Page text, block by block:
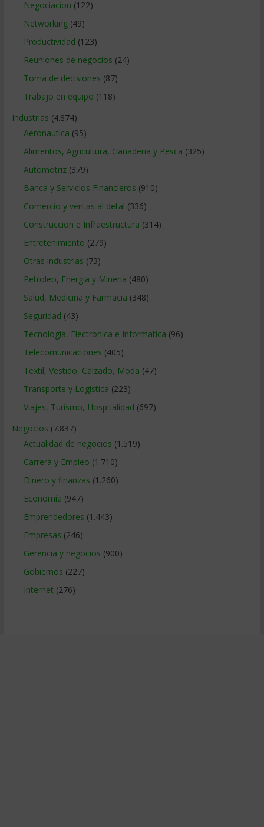
Negociacion (122)
Networking(49)
Productividad (123)
Reuniones de negocios (24)
Toma de decisiones (87)
Trabajo en equipo (118)
Industrias (4.874)
Aeronautica (95)
Alimentos, Agricultura, Ganaderia y Pesca (325)
Automotriz(379)
Banca y Servicios Financieros (910)
Comercio y ventas al detal (336)
Construccion e Infraestructura (314)
Entretenimiento (279)
Otras industrias (73)
Petroleo, Energia y Mineria (480)
Salud, Medicina y Farmacia (348)
Seguridad (43)
Tecnologia, Electronica e Informatica (96)
Telecomunicaciones (405)
Textil, Vestido, Calzado, Moda (47)
Transporte y Logistica (223)
Viajes, Turismo, Hospitalidad (697)
Negocios (7.837)
Actualidad de negocios (1.519)
Carrera y Empleo (1.710)
Dinero y finanzas (1.260)
Economía (947)
Emprendedores (1.443)
Empresas (246)
Gerencia y negocios (900)
Gobiernos (227)
Internet (276)